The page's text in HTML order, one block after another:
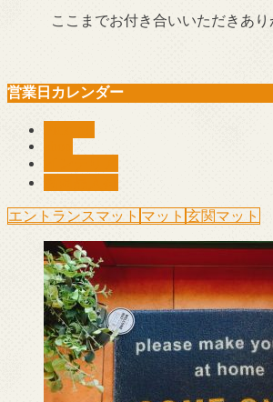
ここまでお付き合いいただきあり
営業日カレンダー
エントランスマット マット 玄関マット